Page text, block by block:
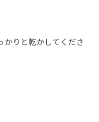
かりと乾かしてくださ